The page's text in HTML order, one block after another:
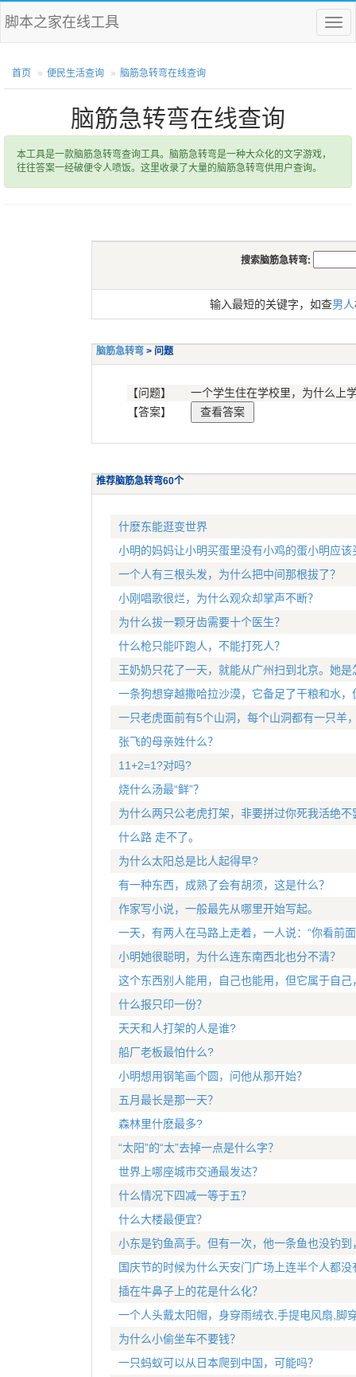
菜
单
脚本之家在线工具
首页 便民生活查询 脑筋急转弯在线查询
脑筋急转弯在线查询
本工具是一款脑筋急转弯查询工具。脑筋急转弯是一种大众化的文字游戏，
往往答案一经破便令人喷饭。这里收录了大量的脑筋急转弯供用户查询。
搜索脑筋急转弯:
输入最短的关键字，如查男人
脑筋急转弯 > 问题
【问题】
一个学生住在学校里，为什么上
【答案】
推荐脑筋急转弯60个
什麽东能逛变世界
小明的妈妈让小明买蛋里没有小鸡的蛋小明应该
一个人有三根头发，为什么把中间那根拔了？
小刚唱歌很烂，为什么观众却掌声不断？
为什么拔一颗牙齿需要十个医生？
什么枪只能吓跑人，不能打死人？
王奶奶只花了一天，就能从广州扫到北京。她是
一条狗想穿越撒哈拉沙漠，它备足了干粮和水
一只老虎面前有5个山洞，每个山洞都有一只羊
张飞的母亲姓什么？
11+2=1?对吗?
烧什么汤最“鲜”？
为什么两只公老虎打架，非要拼过你死我活绝不
什么路 走不了。
为什么太阳总是比人起得早?
有一种东西，成熟了会有胡须，这是什么？
作家写小说，一般最先从哪里开始写起。
一天，有两人在马路上走着，一人说：“你看前
小明她很聪明，为什么连东南西北也分不清？
这个东西别人能用，自己也能用，但它属于自己
什么报只印一份？
天天和人打架的人是谁?
船厂老板最怕什么?
小明想用钢笔画个圆，问他从那开始？
五月最长是那一天？
森林里什麽最多?
“太阳”的“太”去掉一点是什么字？
世界上哪座城市交通最发达？
什么情况下四减一等于五？
什么大楼最便宜？
小东是钓鱼高手。但有一次，他一条鱼也没钓到
国庆节的时候为什么天安门广场上连半个人都没
插在牛鼻子上的花是什么化？
一个人头戴太阳帽，身穿雨绒衣,手提电风扇,脚
为什么小偷坐车不要钱？
一只蚂蚁可以从日本爬到中国，可能吗？